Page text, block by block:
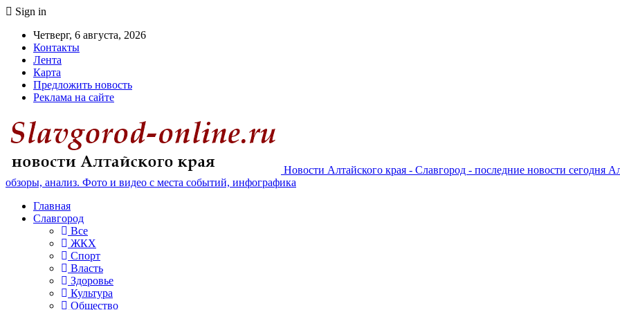
Sign in
Четверг, 6 августа, 2026
Контакты
Лента
Карта
Предложить новость
Реклама на сайте
Новости Алтайского края - Славгород - последние новости сегодня
обзоры, анализ. Фото и видео с места событий, инфографика
Главная
Славгород
Все
ЖКХ
Спорт
Власть
Здоровье
Культура
Общество